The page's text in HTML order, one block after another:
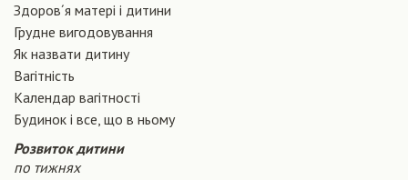
Здоров´я матері і дитини
Грудне вигодовування
Як назвати дитину
Вагiтнiсть
Календар вагітності
Будинок і все, що в ньому
Розвиток дитини
по тижнях